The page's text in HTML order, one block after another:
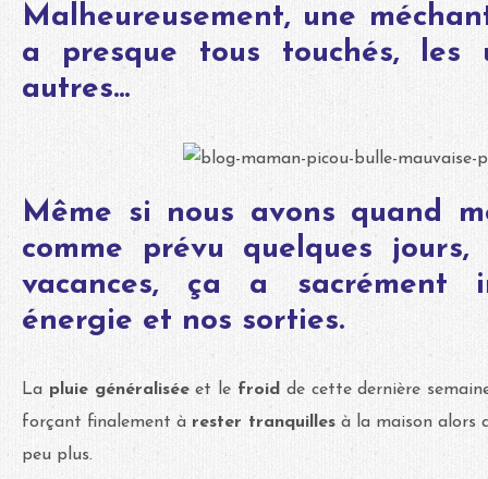
Malheureusement, une
a presque tous touchés, les
autres...
Même si nous avons quand
comme prévu quelques
vacances, ça a sacrément
énergie et nos sorties.
La pluie généraliséeet le froid de cette dernière
forçant finalement à rester tranquillesà la maison alors
peu plus.